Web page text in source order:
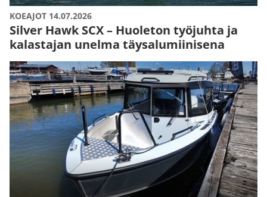
KOEAJOT 14.07.2026
Silver Hawk SCX – Huoleton työjuhta ja
kalastajan unelma täysalumiinisena